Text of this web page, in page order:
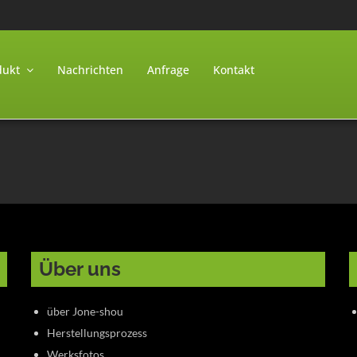
Nachrichten Anfrage Kontakt
Über uns
über Jone-shou
Herstellungsprozess
Werksfotos